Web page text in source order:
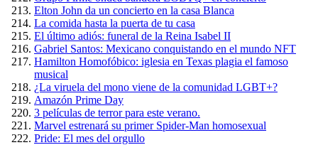
Elton John da un concierto en la casa Blanca
La comida hasta la puerta de tu casa
El último adiós: funeral de la Reina Isabel II
Gabriel Santos: Mexicano conquistando en el mundo NFT
Hamilton Homofóbico: iglesia en Texas plagia el famoso
musical
¿La viruela del mono viene de la comunidad LGBT+?
Amazón Prime Day
3 películas de terror para este verano.
Marvel estrenará su primer Spider-Man homosexual
Pride: El mes del orgullo